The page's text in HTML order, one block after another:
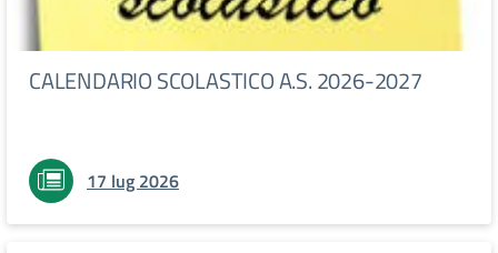
CALENDARIO SCOLASTICO A.S. 2026-2027
17 lug 2026